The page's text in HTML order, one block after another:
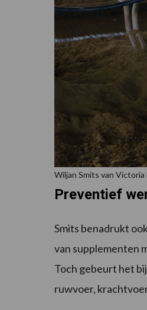
Wiljan Smits van
Preventief
Smits benadrukt
van supplementen
Toch gebeurt het
ruwvoer,